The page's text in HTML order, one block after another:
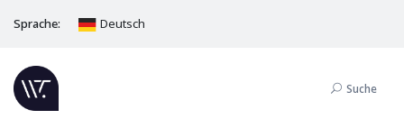
Sprache: Deutsch
Suche